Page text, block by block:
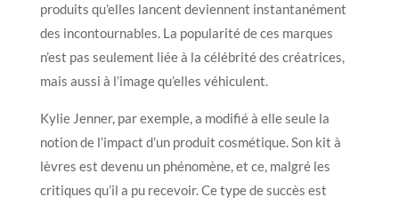
produits qu’elles lancent deviennent instantanément
des incontournables. La popularité de ces marques
n’est pas seulement liée à la célébrité des créatrices,
mais aussi à l’image qu’elles véhiculent.
Kylie Jenner, par exemple, a modifié à elle seule la
notion de l’impact d’un produit cosmétique. Son kit à
lèvres est devenu un phénomène, et ce, malgré les
critiques qu’il a pu recevoir. Ce type de succès est